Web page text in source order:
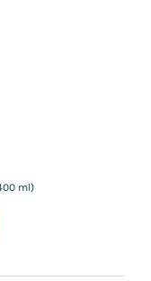
ml)